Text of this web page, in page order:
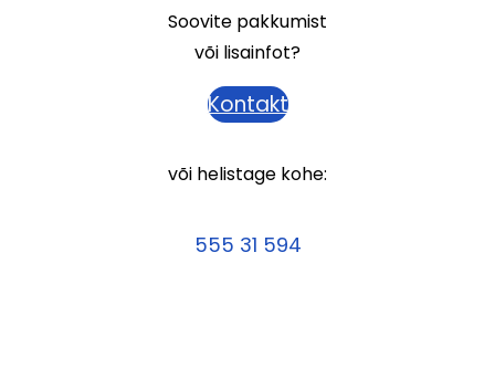
Soovite pakkumist
või lisainfot?
Kontakt
või helistage kohe:
555 31 594